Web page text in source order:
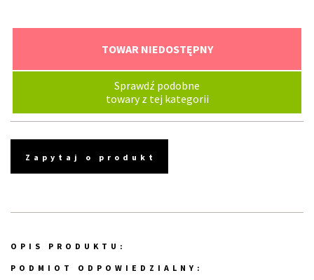
TOWAR NIEDOSTĘPNY
Sprawdź podobne
towary z tej kategorii
Zapytaj o produkt
OPIS PRODUKTU:
PODMIOT ODPOWIEDZIALNY: